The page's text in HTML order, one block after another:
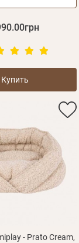
Купить
- Prato Cream,